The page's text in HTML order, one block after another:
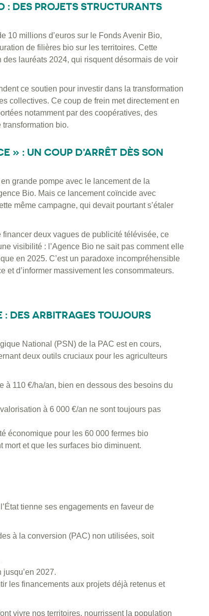
: DES PROJETS STRUCTURANTS
10 millions d’euros sur le Fonds Avenir Bio,
de filières bio sur les territoires. Cette
lauréats 2024, qui risquent désormais de voir
ce soutien pour investir dans la transformation
collectives. Ce coup de frein met directement en
notamment par des coopératives, des
bio.
» : UN COUP D’ARRÊT DÈS SON
grande pompe avec le lancement de la
Bio. Mais ce lancement coïncide avec
même campagne, qui devait pourtant s’étaler
deux vagues de publicité télévisée, ce
visibilité : l’Agence Bio ne sait pas comment elle
en 2025. C’est un paradoxe incompréhensible
d’informer massivement les consommateurs.
DES ARBITRAGES TOUJOURS
National (PSN) de la PAC est en cours,
deux outils cruciaux pour les agriculteurs
à 110 €/ha/an, bien en dessous des besoins du
à 6 000 €/an ne sont toujours pas
économique pour les 60 000 fermes bio
et que les surfaces bio diminuent.
tienne ses engagements en faveur de
à la conversion (PAC) non utilisées, soit
jusqu’en 2027.
les financements aux projets déjà retenus et
vivre nos territoires, nourrissent la population